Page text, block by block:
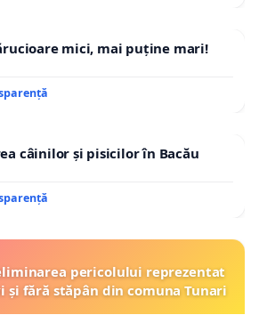
mici, mai puține mari!
câinilor și pisicilor în Bacău
pericolului reprezentat
și fără stăpân din comuna Tunari